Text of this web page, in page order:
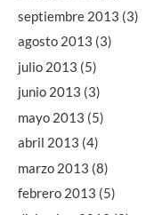
septiembre 2013 (3)
agosto 2013 (3)
julio 2013 (5)
junio 2013 (3)
mayo 2013 (5)
abril 2013 (4)
marzo 2013 (8)
febrero 2013 (5)